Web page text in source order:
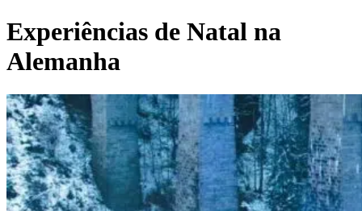
Experiências de Natal na
Alemanha